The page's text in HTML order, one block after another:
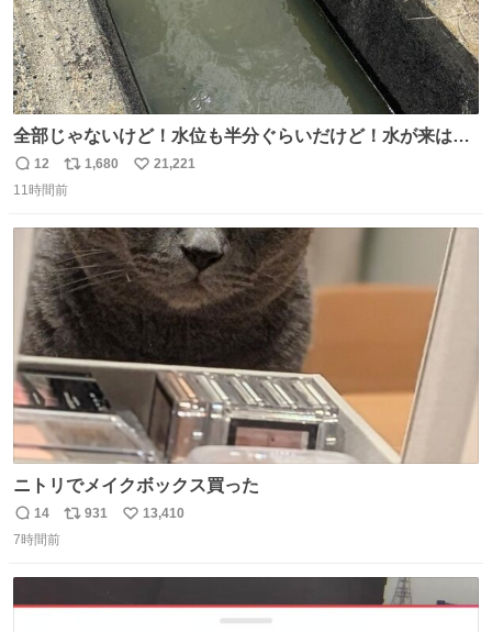
全部じゃないけど！水位も半分ぐらいだけど！水が来はじ
めたよ！！！ 作業してくれた方々ありがとーーー
ー！！！！！！！！！！！！！！！！！！！！！！！！！
返
信
12
リ
ポ
ト
数
1,680
い
数
21,221
11時間前
ニトリでメイクボックス買った
返
信
14
リ
931
い
13,410
7時間前